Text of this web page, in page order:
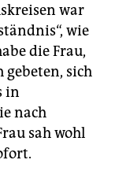
war
wie
die Frau,
gebeten, sich
in
nach
sah wohl